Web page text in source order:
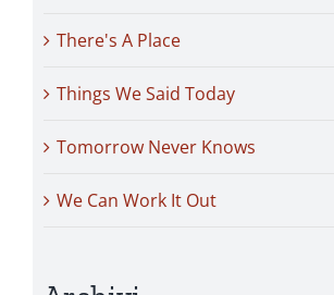
There's A Place
Things We Said Today
Tomorrow Never Knows
We Can Work It Out